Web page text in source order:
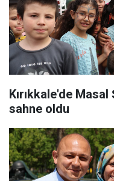
Kırıkkale'de
sahne oldu